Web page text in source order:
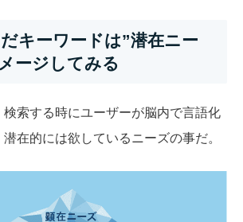
キーワードは”潜在ニー
ージしてみる
索する時にユーザーが脳内で言語化
在的には欲しているニーズの事だ。